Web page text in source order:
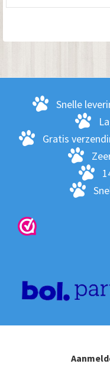
Snelle
Gratis